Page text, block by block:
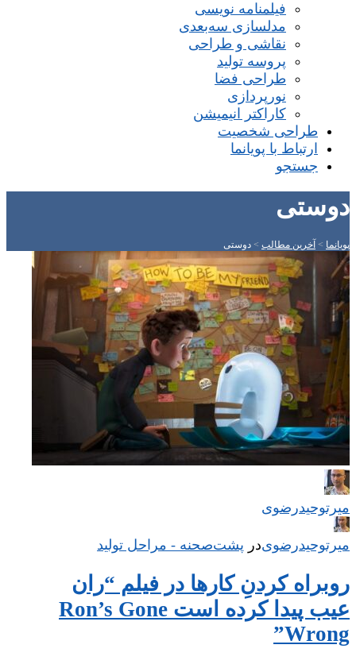
فیلمنامه نویسی
مدلسازی سه‌بعدی
نقاشی و طراحی
پروسه تولید
طراحی فضا
نورپردازی
کاراکتر انیمیشن
طراحی شخصیت
ارتباط با پویانما
جستجو
دوستی
پویانما > آخرین مطالب > دوستی
میر‌توحیدرضوی
میر‌توحیدرضویدر پشت‌صحنه - مراحل تولید
روبراه کردنِ کارها در فیلم “ران
عیب پیدا کرده است Ron’s Gone
Wrong”